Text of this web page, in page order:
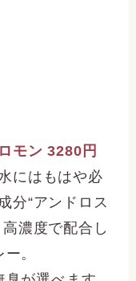
モン 3280円
にはもはや必
分“アンドロス
濃度で配合し
。